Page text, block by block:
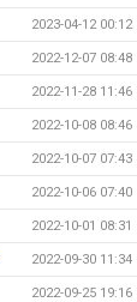
2023-04-12 00:12
2022-12-07 08:48
2022-11-28 11:46
2022-10-08 08:46
2022-10-07 07:43
2022-10-06 07:40
2022-10-01 08:31
2022-09-30 11:34
2022-09-25 19:16